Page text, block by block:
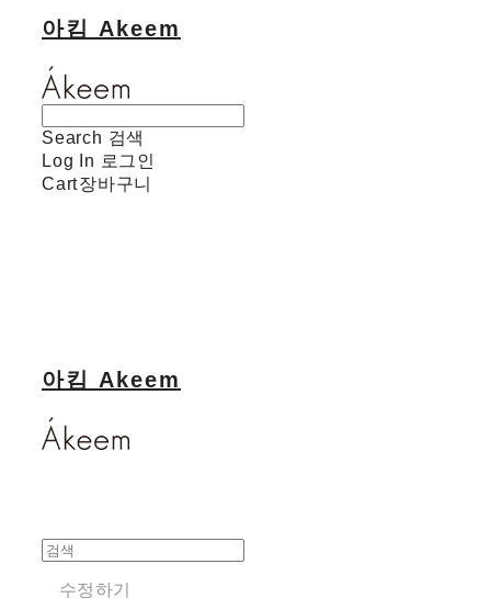
아킴 Akeem
Search 검색
Log In 로그인
Cart장바구니
아킴 Akeem
수정하기